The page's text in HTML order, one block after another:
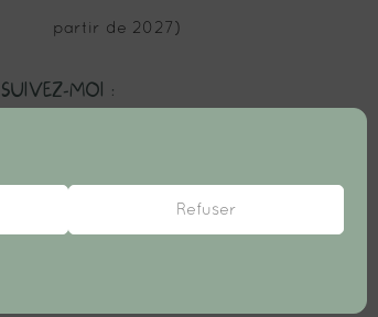
Refuser
partir de 2027)
SUIVEZ-MOI :